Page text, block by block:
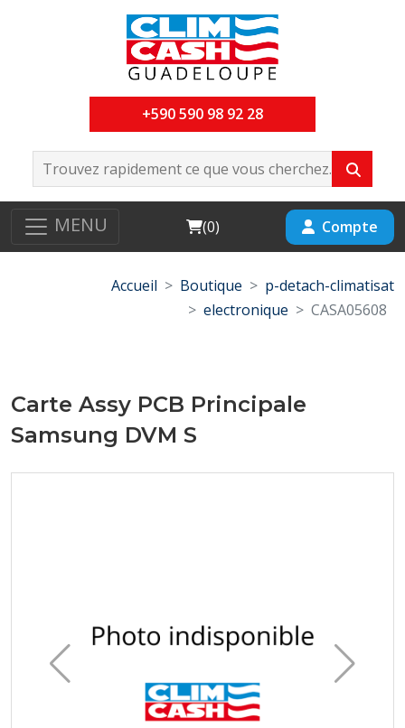
+590 590 98 92 28
MENU Cart
(0) Compte
Accueil Boutique
p-detach-climatisat
electronique
CASA05608
Carte Assy PCB Principale
Samsung DVM S